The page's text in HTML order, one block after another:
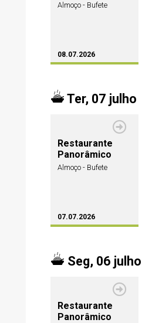
Almoço - Bufete
08.07.2026
Ter, 07 julho
Restaurante
Panorâmico
Almoço - Bufete
07.07.2026
Seg, 06 julho
Restaurante
Panorâmico